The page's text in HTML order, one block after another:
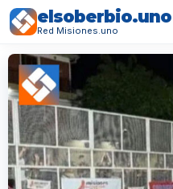
elsoberbio.uno
Red Misiones.uno